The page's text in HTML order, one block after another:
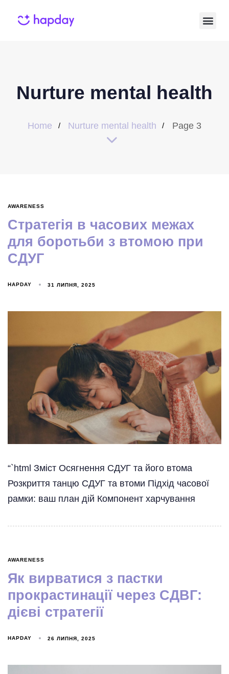
Nurture mental health
Home Nurture mental health Page 3
AWARENESS
Стратегія в часових межах
для боротьби з втомою при
СДУГ
HAPDAY 31 ЛИПНЯ, 2025
“`html Зміст Осягнення СДУГ та його втома
Розкриття танцю СДУГ та втоми Підхід часової
рамки: ваш план дій Компонент харчування
AWARENESS
Як вирватися з пастки
прокрастинації через СДВГ:
дієві стратегії
HAPDAY 26 ЛИПНЯ, 2025